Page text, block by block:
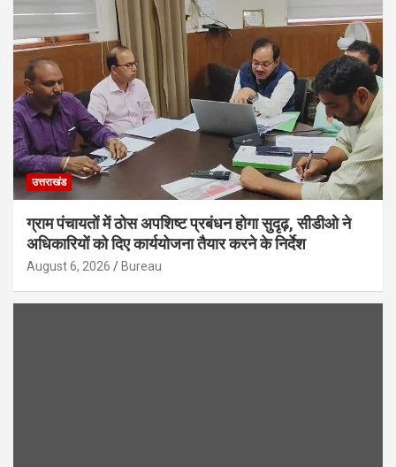
उत्तराखंड
ग्राम पंचायतों में ठोस अपशिष्ट प्रबंधन होगा सुदृढ़, सीडीओ ने
अधिकारियों को दिए कार्ययोजना तैयार करने के निर्देश
August 6, 2026 Bureau